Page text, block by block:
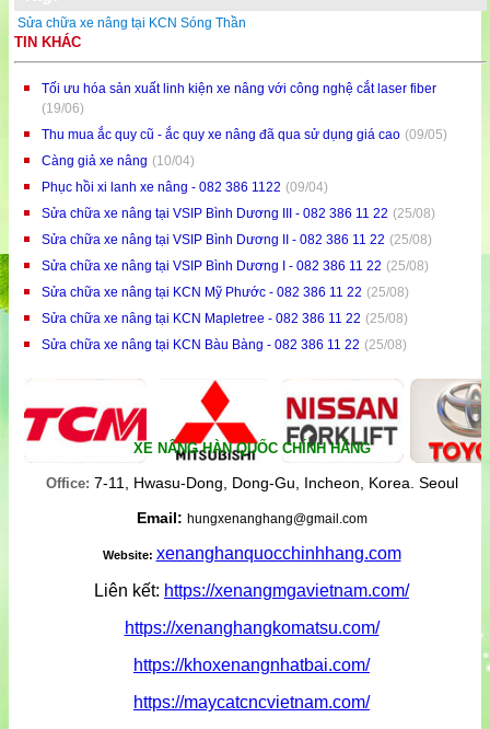
Sửa chữa xe nâng tại KCN Sóng Thần
TIN KHÁC
Tối ưu hóa sản xuất linh kiện xe nâng với công nghệ cắt laser fiber
(19/06)
Thu mua ắc quy cũ - ắc quy xe nâng đã qua sử dụng giá cao (09/05)
Càng giả xe nâng (10/04)
Phục hồi xi lanh xe nâng - 082 386 1122 (09/04)
Sửa chữa xe nâng tại VSIP Bình Dương III - 082 386 11 22 (25/08)
Sửa chữa xe nâng tại VSIP Bình Dương II - 082 386 11 22 (25/08)
Sửa chữa xe nâng tại VSIP Bình Dương I - 082 386 11 22 (25/08)
Sửa chữa xe nâng tại KCN Mỹ Phước - 082 386 11 22 (25/08)
Sửa chữa xe nâng tại KCN Mapletree - 082 386 11 22 (25/08)
Sửa chữa xe nâng tại KCN Bàu Bàng - 082 386 11 22 (25/08)
XE NÂNG HÀN QUỐC CHÍNH HÃNG
Office: 7-11, Hwasu-Dong, Dong-Gu, Incheon, Korea. Seoul
Email: hungxenanghang@gmail.com
Website: xenanghanquocchinhhang.com
Liên kết: https://xenangmgavietnam.com/
https://xenanghangkomatsu.com/
https://khoxenangnhatbai.com/
https://maycatcncvietnam.com/